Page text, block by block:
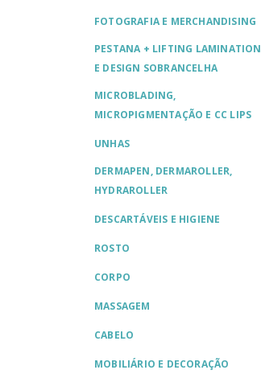
FOTOGRAFIA E MERCHANDISING
PESTANA + LIFTING LAMINATION
E DESIGN SOBRANCELHA
MICROBLADING,
MICROPIGMENTAÇÃO E CC LIPS
UNHAS
DERMAPEN, DERMAROLLER,
HYDRAROLLER
DESCARTÁVEIS E HIGIENE
ROSTO
CORPO
MASSAGEM
CABELO
MOBILIÁRIO E DECORAÇÃO